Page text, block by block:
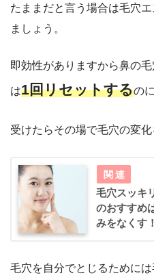
たままだと言う場合は毛穴
ましょう。
即効性がありますから鼻の
は1回リセットするの
受けたらその場で毛穴の変
毛穴スッキ
のおすすめ
みをなくす！
毛穴を自分でとじるために